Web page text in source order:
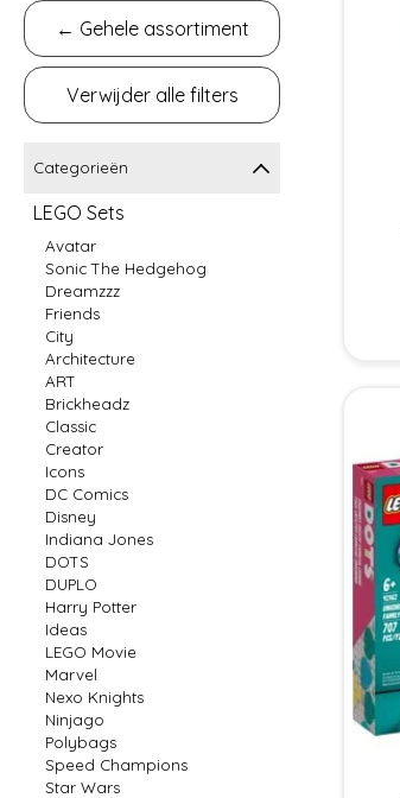
← Gehele assortiment
Verwijder alle filters
Categorieën
LEGO Sets
Avatar
Sonic The Hedgehog
Dreamzzz
Friends
City
Architecture
ART
Brickheadz
Classic
Creator
Icons
DC Comics
Disney
Indiana Jones
DOTS
DUPLO
Harry Potter
Ideas
LEGO Movie
Marvel
Nexo Knights
Ninjago
Polybags
Speed Champions
Star Wars